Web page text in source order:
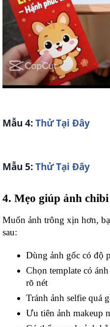
Mẫu 4: Thử Tại Đây
Mẫu 5: Thử Tại Đây
4. Mẹo giúp ảnh
Muốn ảnh trông xịn hơn,
sau:
Dùng ảnh gốc có độ
Chọn template có
rõ nét
Tránh ảnh selfie quá
Ưu tiên ảnh makeup